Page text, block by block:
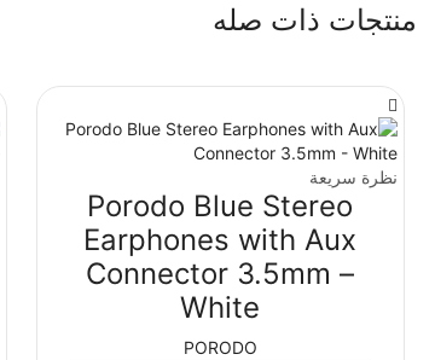
منتجات ذات صله
نظرة سريعة
Porodo Blue Stereo
Earphones with Aux
Connector 3.5mm –
White
PORODO